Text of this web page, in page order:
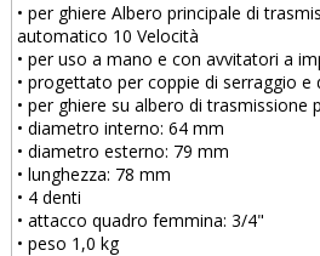
• per ghiere Albero principale di
automatico 10 Velocità
• per uso a mano e con avvitatori a
• progettato per coppie di serraggio e
• per ghiere su albero di trasmissione
• diametro interno: 64 mm
• diametro esterno: 79 mm
• lunghezza: 78 mm
• 4 denti
• attacco quadro femmina: 3/4"
• peso 1,0 kg